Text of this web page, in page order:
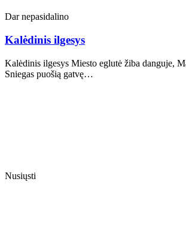
Dar nepasidalino
Kalėdinis ilgesys
Kalėdinis ilgesys Miesto eglutė žiba danguje,
Sniegas puošią gatvę…
Nusiųsti